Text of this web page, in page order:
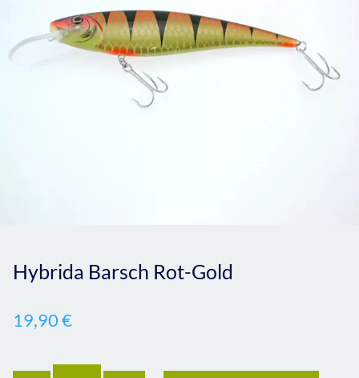
Hybrida Barsch Rot-Gold
19,90€
Anzahl